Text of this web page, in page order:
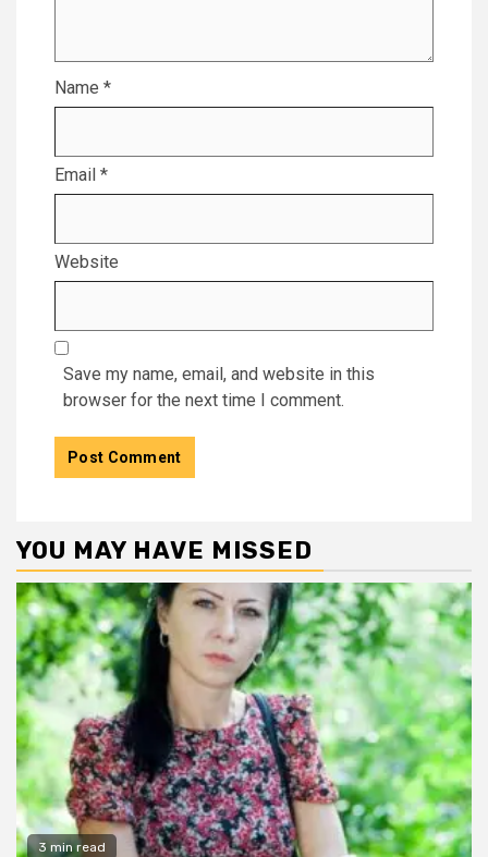
Name *
Email *
Website
Save my name, email, and website in this
browser for the next time I comment.
YOU MAY HAVE MISSED
3 min read